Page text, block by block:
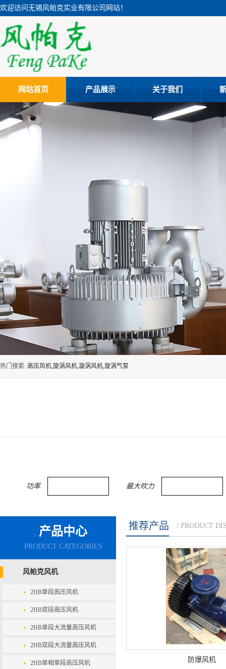
欢迎访问无锡风帕克实业有限公司网站！
网站首页 产品展示 关于我们
热门搜索: 高压风机,旋涡风机,漩涡风机,旋涡气泵
功率 最大吹力
产品中心
PRODUCT CATEGORIES
风帕克风机
2HB单段高压风机
2HB双段高压风机
2HB单段大流量高压风机
2HB双段大流量高压风机
2HB单相单段高压风机
推荐产品 / PRODUCT
防爆风机